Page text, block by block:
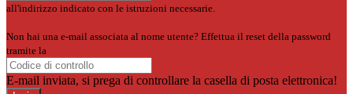
all'indirizzo indicato con le istruzioni necessarie.
Non hai una e-mail associata al nome utente? Effettua il reset della password
tramite la
E-mail inviata, si prega di controllare la casella di posta elettronica!